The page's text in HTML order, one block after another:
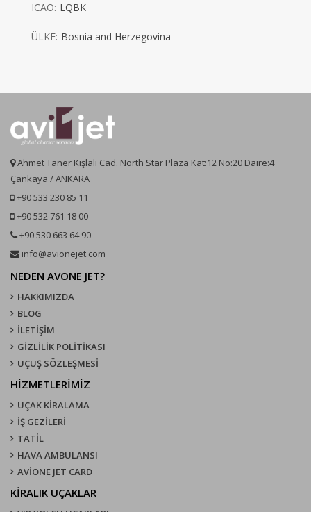
ICAO: LQBK
ÜLKE: Bosnia and Herzegovina
Ahmet Taner Kışlalı Cad. North Star Plaza Kat:12 No:20 Daire:4
Çankaya / ANKARA
+90 533 230 85 11
+90 532 761 18 00
+90 530 663 64 90
info@avionejet.com
NEDEN AVONE JET?
HAKKIMIZDA
BLOG
İLETİŞİM
GİZLİLİK POLİTİKASI
UÇUŞ SÖZLEŞMESI
HİZMETLERİMİZ
UÇAK KIRALAMA
İŞ GEZİLERİ
TATİL
HAVA AMBULANSI
AVİONE JET CARD
KIRALIK UÇAKLAR